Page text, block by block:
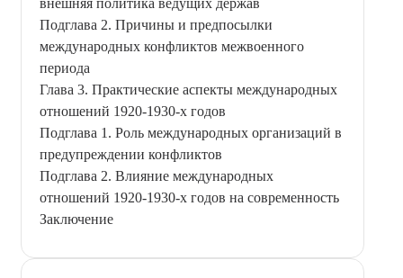
Подглава 2. Причины и предпосылки
международных конфликтов межвоенного
периода
Глава 3. Практические аспекты международных
отношений 1920-1930-х годов
Подглава 1. Роль международных организаций в
предупреждении конфликтов
Подглава 2. Влияние международных
отношений 1920-1930-х годов на современность
Заключение